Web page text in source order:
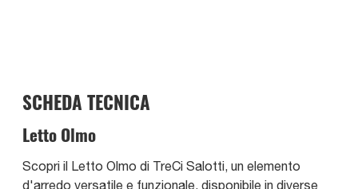
SCHEDA TECNICA
Letto Olmo
Scopri il Letto Olmo di TreCi Salotti, un elemento
d'arredo versatile e funzionale, disponibile in diverse